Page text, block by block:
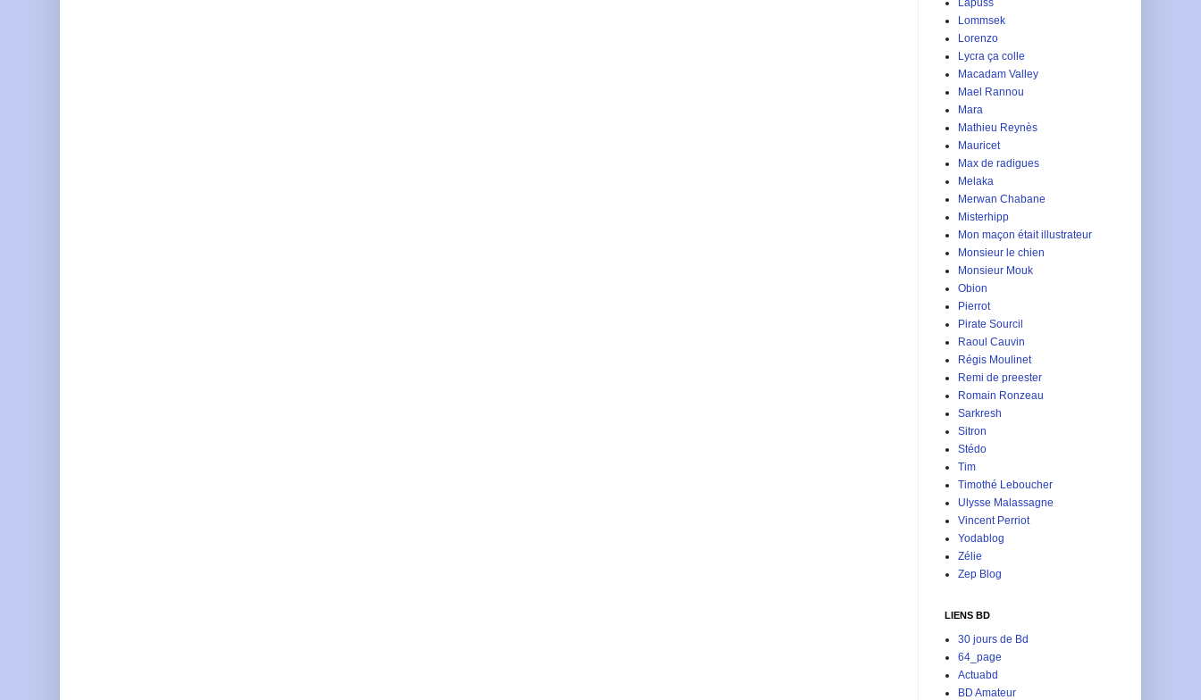
Lommsek
Lorenzo
Lycra ça colle
Macadam Valley
Mael Rannou
Mara
Mathieu Reynès
Mauricet
Max de radigues
Melaka
Merwan Chabane
Misterhipp
Mon maçon était illustrateur
Monsieur le chien
Monsieur Mouk
Obion
Pierrot
Pirate Sourcil
Raoul Cauvin
Régis Moulinet
Remi de preester
Romain Ronzeau
Sarkresh
Sitron
Stédo
Tim
Timothé Leboucher
Ulysse Malassagne
Vincent Perriot
Yodablog
Zélie
Zep Blog
LIENS BD
30 jours de Bd
64_page
Actuabd
BD Amateur